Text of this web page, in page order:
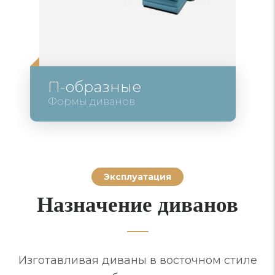
П-образные
Формы диванов
Эксплуатация
Назначение диванов
Изготавливая диваны в восточном стиле